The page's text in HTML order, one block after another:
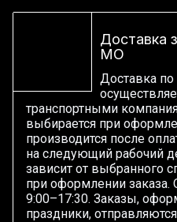
Доставка
МО
Доставка
транспортными
выбирается при
производится после
на следующий рабочий
зависит от выбранного
при оформлении заказа.
9:00–17:30. Заказы,
праздники,